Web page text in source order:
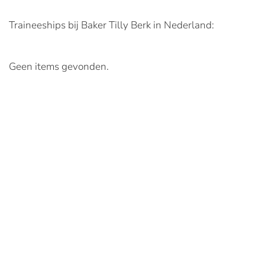
Traineeships bij Baker Tilly Berk in Nederland:
Geen items gevonden.